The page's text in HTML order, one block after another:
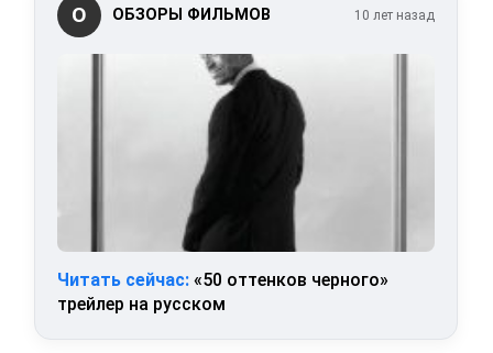
О ОБЗОРЫ ФИЛЬМОВ 10 лет назад
Читать сейчас: «50 оттенков черного»
трейлер на русском